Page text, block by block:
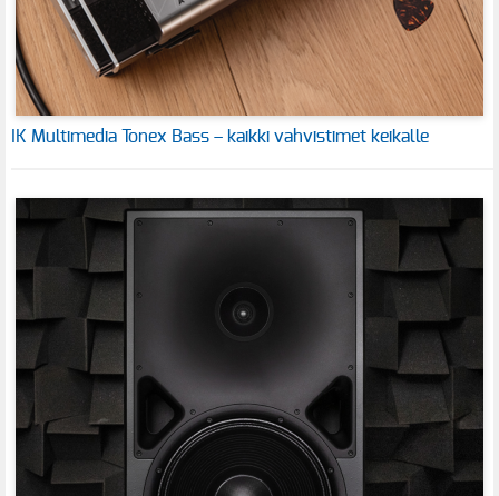
IK Multimedia Tonex Bass – kaikki vahvistimet keikalle